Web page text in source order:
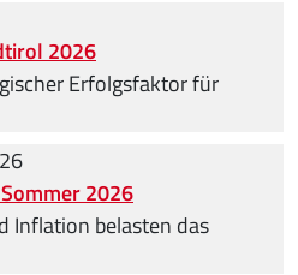
2026
Erfolgsfaktor für
2026
Inflation belasten das